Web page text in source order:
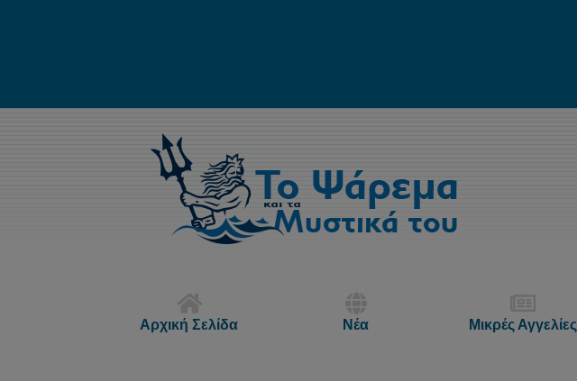
Αρχική Σελίδα Νέα Μικρές Αγγελίες